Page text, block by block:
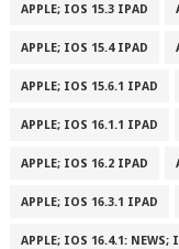
APPLE; IOS 15.3 IPAD
APPLE; IOS 15.4 IPAD
APPLE; IOS 15.6.1 IPAD
APPLE; IOS 16.1.1 IPAD
APPLE; IOS 16.2 IPAD
APPLE; IOS 16.3.1 IPAD
APPLE; IOS 16.4.1: NEWS;